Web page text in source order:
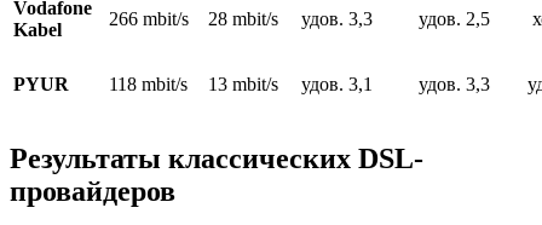
Vodafone
Kabel
266 mbit/s 28 mbit/s удов. 3,3 удов. 2,5
PYUR 118 mbit/s 13 mbit/s удов. 3,1 удов. 3,3
Результаты классических DSL-
провайдеров